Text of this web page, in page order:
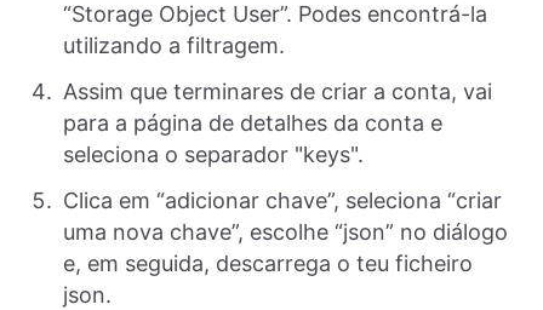
“Storage Object User”. Podes encontrá-la
utilizando a filtragem.
Assim que terminares de criar a conta, vai
para a página de detalhes da conta e
seleciona o separador "keys".
Clica em “adicionar chave”, seleciona “criar
uma nova chave”, escolhe “json” no diálogo
e, em seguida, descarrega o teu ficheiro
json.